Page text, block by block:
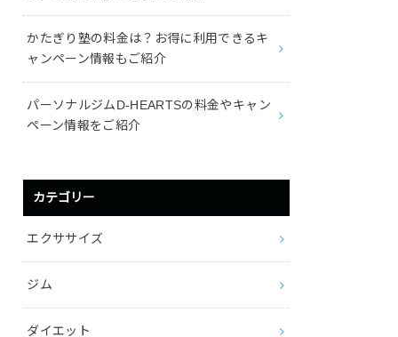
かたぎり塾の料金は？お得に利用できるキ
ャンペーン情報もご紹介
パーソナルジムD-HEARTSの料金やキャン
ペーン情報をご紹介
カテゴリー
エクササイズ
ジム
ダイエット